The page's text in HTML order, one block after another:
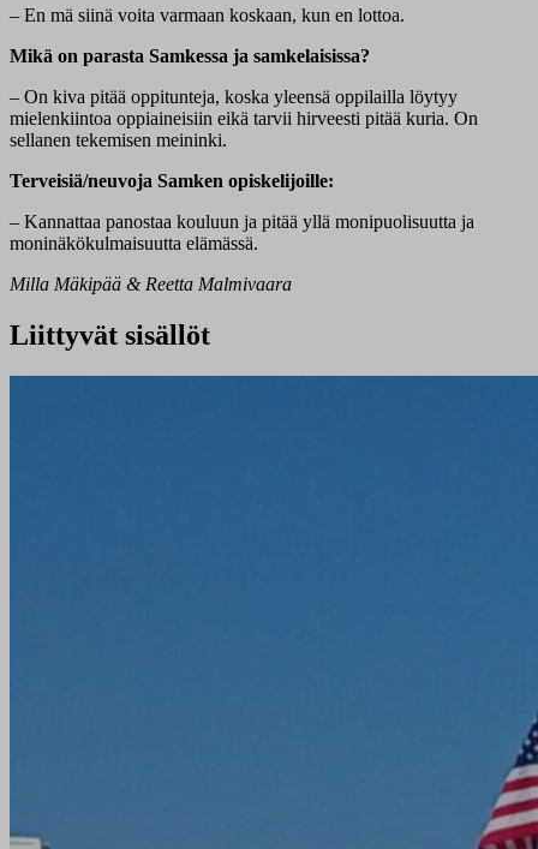
– En mä siinä voita varmaan koskaan, kun en lottoa.
Mikä on parasta Samkessa ja samkelaisissa?
– On kiva pitää oppitunteja, koska yleensä oppilailla löytyy
mielenkiintoa oppiaineisiin eikä tarvii hirveesti pitää kuria. On
sellanen tekemisen meininki.
Terveisiä/neuvoja Samken opiskelijoille:
– Kannattaa panostaa kouluun ja pitää yllä monipuolisuutta ja
moninäkökulmaisuutta elämässä.
Milla Mäkipää & Reetta Malmivaara
Liittyvät sisällöt